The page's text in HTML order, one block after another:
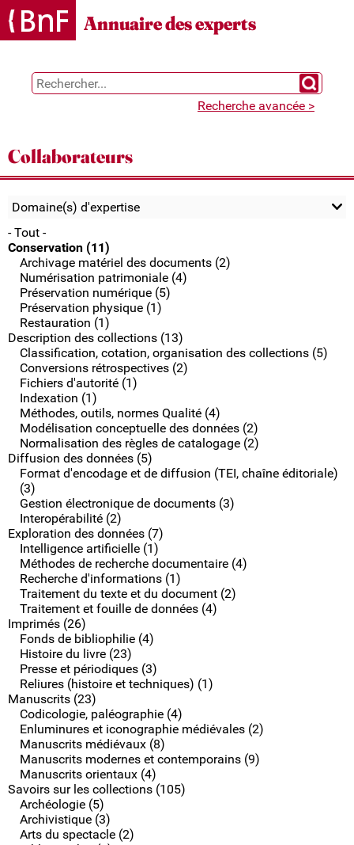
Gestion des cookies
Annuaire des experts
Chercher
Recherche avancée >
Collaborateurs
Domaine(s) d'expertise
- Tout -
Conservation (11)
Archivage matériel des documents (2)
Numérisation patrimoniale (4)
Préservation numérique (5)
Préservation physique (1)
Restauration (1)
Description des collections (13)
Classification, cotation, organisation des collections (5)
Conversions rétrospectives (2)
Fichiers d'autorité (1)
Indexation (1)
Méthodes, outils, normes Qualité (4)
Modélisation conceptuelle des données (2)
Normalisation des règles de catalogage (2)
Diffusion des données (5)
Format d'encodage et de diffusion (TEI, chaîne éditoriale)
(3)
Gestion électronique de documents (3)
Interopérabilité (2)
Exploration des données (7)
Intelligence artificielle (1)
Méthodes de recherche documentaire (4)
Recherche d'informations (1)
Traitement du texte et du document (2)
Traitement et fouille de données (4)
Imprimés (26)
Fonds de bibliophilie (4)
Histoire du livre (23)
Presse et périodiques (3)
Reliures (histoire et techniques) (1)
Manuscrits (23)
Codicologie, paléographie (4)
Enluminures et iconographie médiévales (2)
Manuscrits médiévaux (8)
Manuscrits modernes et contemporains (9)
Manuscrits orientaux (4)
Savoirs sur les collections (105)
Archéologie (5)
Archivistique (3)
Arts du spectacle (2)